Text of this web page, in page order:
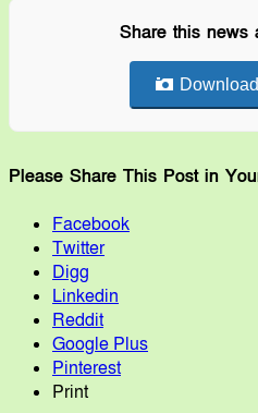
Share this news
Please Share This Post in
Facebook
Twitter
Digg
Linkedin
Reddit
Google Plus
Pinterest
Print